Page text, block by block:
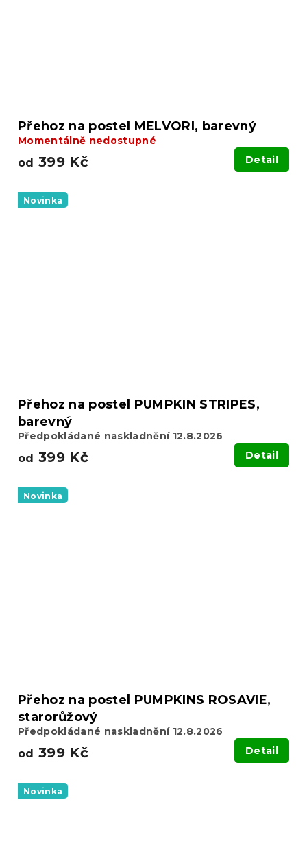
Přehoz na postel MELVORI, barevný
Momentálně nedostupné
od 399 Kč Detail
Novinka
Přehoz na postel PUMPKIN STRIPES,
barevný
Předpokládané naskladnění 12.8.2026
od 399 Kč Detail
Novinka
Přehoz na postel PUMPKINS ROSAVIE,
starorůžový
Předpokládané naskladnění 12.8.2026
od 399 Kč Detail
Novinka